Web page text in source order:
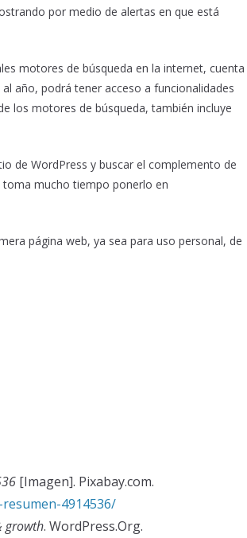
por medio de alertas en que está
motores de búsqueda en la internet, cuenta
año, podrá tener acceso a funcionalidades
los motores de búsqueda, también incluye
de WordPress y buscar el complemento de
mucho tiempo ponerlo en
página web, ya sea para uso personal, de
[Imagen]. Pixabay.com.
4914536/
growth. WordPress.Org.